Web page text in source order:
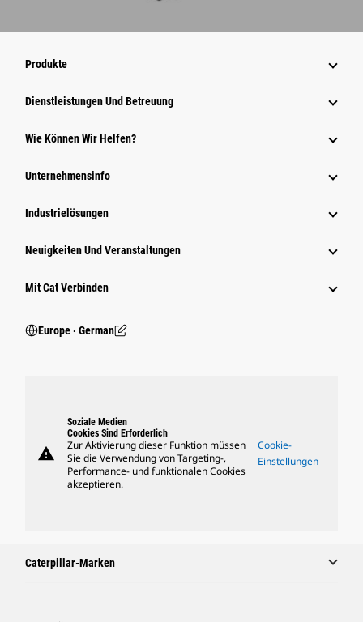
Produkte
Dienstleistungen Und Betreuung
Wie Können Wir Helfen?
Unternehmensinfo
Industrielösungen
Neuigkeiten Und Veranstaltungen
Mit Cat Verbinden
Europe ‧ German
warning
Soziale Medien
Cookies Sind Erforderlich
Zur Aktivierung dieser Funktion müssen
Sie die Verwendung von Targeting-,
Performance- und funktionalen Cookies
akzeptieren.
Cookie-
Einstellungen
Caterpillar-Marken